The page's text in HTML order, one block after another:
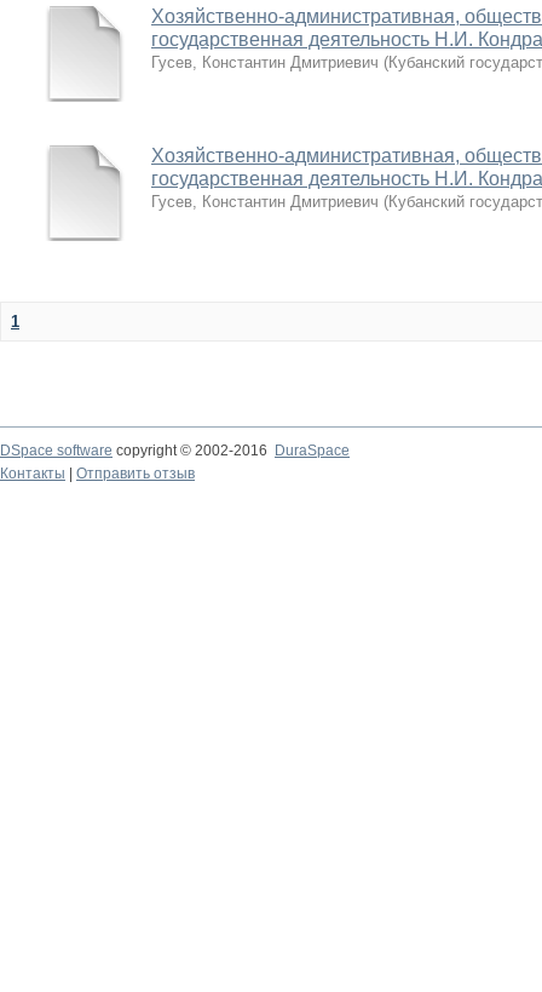
Хозяйственно-административная,
государственная деятельность Н.И.
Гусев, Константин Дмитриевич (Кубанский
Хозяйственно-административная,
государственная деятельность Н.И.
Гусев, Константин Дмитриевич (Кубанский
1
DSpace software copyright © 2002-2016
DuraSpace
Контакты
Отправить отзыв